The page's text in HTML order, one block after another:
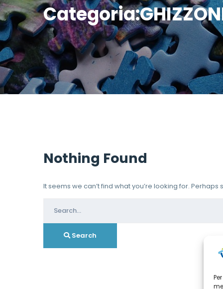
Nothing Found
It seems we can’t find what you’re looking for.
for:
Search